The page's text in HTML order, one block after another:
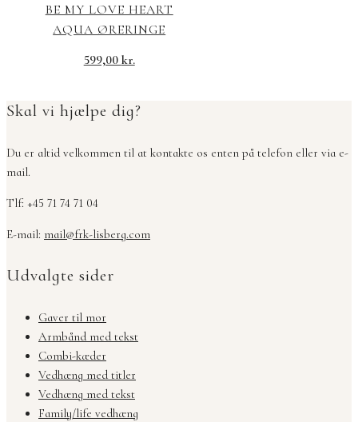
BE MY LOVE HEART
AQUA ØRERINGE
599,00 kr.
Skal vi hjælpe dig?
Du er altid velkommen til at kontakte os enten på telefon eller via e-
mail.
Tlf: +45 71 74 71 04
E-mail: mail@frk-lisberg.com
Udvalgte sider
Gaver til mor
Armbånd med tekst
Combi-kæder
Vedhæng med titler
Vedhæng med tekst
Family/life vedhæng